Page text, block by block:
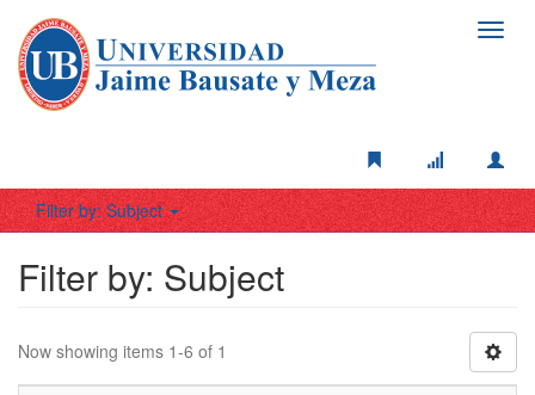
Filter by: Subject
Filter by: Subject
Now showing items 1-6 of 1